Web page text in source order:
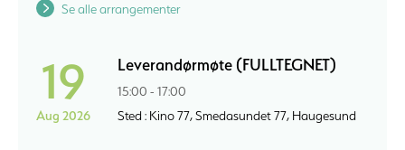
Se alle arrangementer
19
Aug 2026
Leverandørmøte (FULLTEGNET)
15:00 - 17:00
Sted : Kino 77, Smedasundet 77, Haugesund